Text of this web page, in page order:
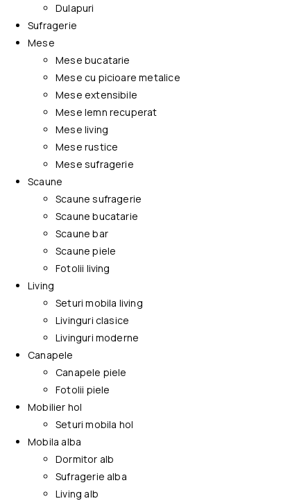
Dulapuri
Sufragerie
Mese
Mese bucatarie
Mese cu picioare metalice
Mese extensibile
Mese lemn recuperat
Mese living
Mese rustice
Mese sufragerie
Scaune
Scaune sufragerie
Scaune bucatarie
Scaune bar
Scaune piele
Fotolii living
Living
Seturi mobila living
Livinguri clasice
Livinguri moderne
Canapele
Canapele piele
Fotolii piele
Mobilier hol
Seturi mobila hol
Mobila alba
Dormitor alb
Sufragerie alba
Living alb